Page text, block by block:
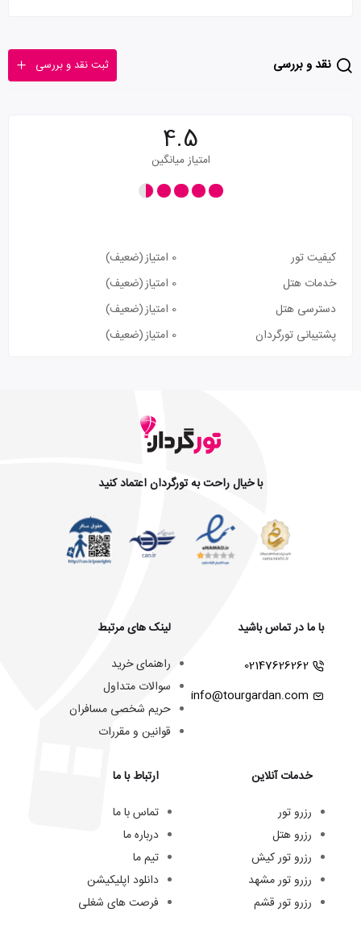
نقد و بررسی ثبت نقد و بررسی
4.5
امتیاز میانگین
کیفیت تور 0 امتیاز
(ضعیف)
خدمات هتل
0 امتیاز
(ضعیف)
دسترسی هتل
0 امتیاز
(ضعیف)
پشتیبانی تورگردان
0 امتیاز (ضعیف)
با خیال راحت به تورگردان اعتماد کنید
با ما در تماس باشید
02147626262
info@tourgardan.com
خدمات آنلاین
رزرو تور
رزرو هتل
رزرو تور کیش
رزرو تور مشهد
رزرو تور قشم
لینک های مرتبط
راهنمای خرید
سوالات متداول
حریم شخصی مسافران
قوانین و مقررات
ارتباط با ما
تماس با ما
درباره ما
تیم ما
دانلود اپلیکیشن
فرصت های شغلی